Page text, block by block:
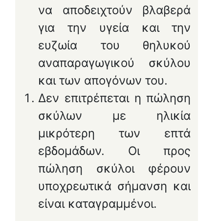
να αποδειχτούν βλαβερά
για την υγεία και την
ευζωία του θηλυκού
αναπαραγωγικού σκύλου
και των απογόνων του.
Δεν επιτρέπεται η πώληση
σκύλων με ηλικία
μικρότερη των επτά
εβδομάδων. Οι προς
πώληση σκύλοι φέρουν
υποχρεωτικά σήμανση και
είναι καταγραμμένοι.